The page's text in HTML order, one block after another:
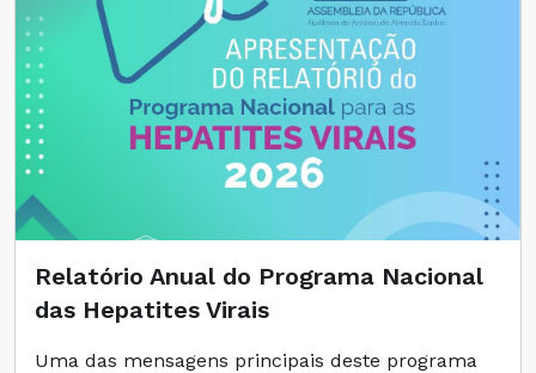
Relatório Anual do Programa Nacional
das Hepatites Virais
Uma das mensagens principais deste programa